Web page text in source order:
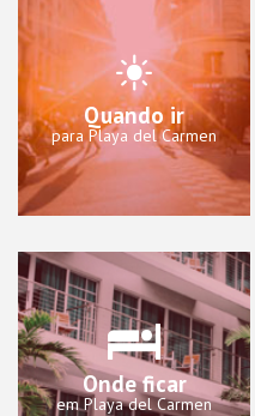
Quando ir
para Playa del Carmen
Onde ficar
em Playa del Carmen